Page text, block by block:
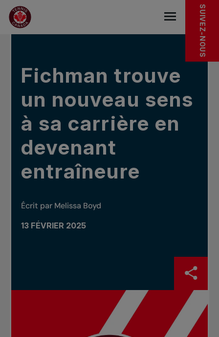
Sauter au menu principal
Sauter au contenu principal
Sauter au pied de page
DANS LES NOUVELLES SUIVEZ-NOUS
Fichman trouve
un nouveau sens
à sa carrière en
devenant
entraîneure
Écrit par Melissa Boyd
13 FÉVRIER 2025